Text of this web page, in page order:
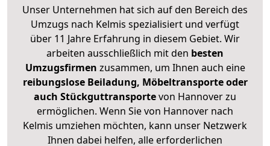
Unser Unternehmen hat sich auf den Bereich des
Umzugs nach Kelmis spezialisiert und verfügt
über 11 Jahre Erfahrung in diesem Gebiet. Wir
arbeiten ausschließlich mit den besten
Umzugsfirmen zusammen, um Ihnen auch eine
reibungslose Beiladung, Möbeltransporte oder
auch Stückguttransportevon Hannover zu
ermöglichen. Wenn Sie von Hannover nach
Kelmis umziehen möchten, kann unser Netzwerk
Ihnen dabei helfen, alle erforderlichen